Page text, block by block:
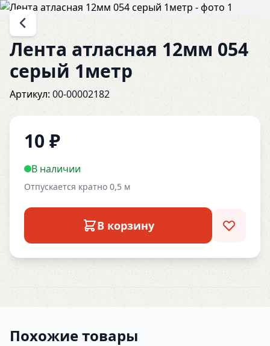
Лента атласная 12мм 054
серый 1метр
Артикул: 00-00002182
10 ₽
В наличии
Отпускается кратно 0,5 м
В корзину
Похожие товары